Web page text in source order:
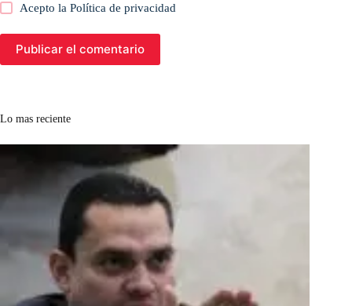
Acepto laPolítica de privacidad
Publicar el comentario
Lo mas reciente